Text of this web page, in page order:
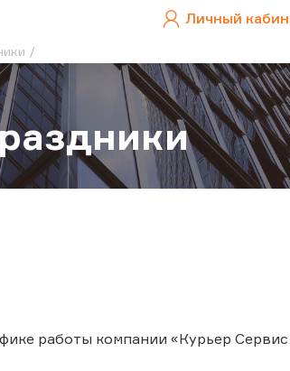
Личный
работы компании «Курьер Сервис